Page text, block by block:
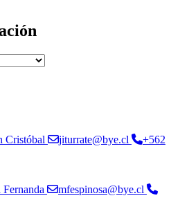
Cristóbal jiturrate@bye.cl
+562
mfespinosa@bye.cl